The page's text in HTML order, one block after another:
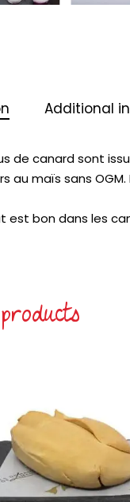
Additional
de canard sont
au maïs sans
est bon dans les